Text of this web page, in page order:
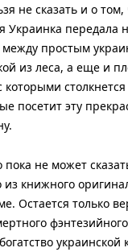
не сказать и о том,
передала
простым
из леса, а еще и
столкнется
посетит эту
пока не может
из книжного
Остается только
украинской